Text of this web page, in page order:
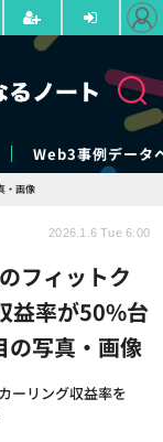
Web3事例データ
・画像
フィットク
益率が50%台
の写真・画像
ーリング収益率を
2026.1.6 Tue 6:00